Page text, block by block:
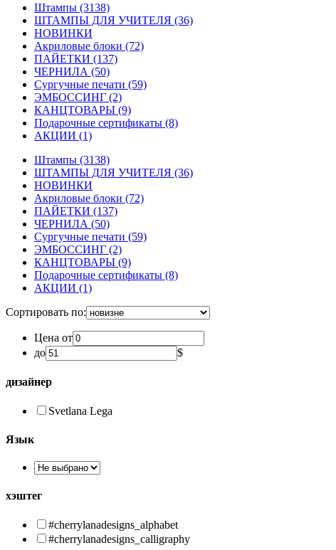
Штампы (3138)
ШТАМПЫ ДЛЯ УЧИТЕЛЯ (36)
НОВИНКИ
Акриловые блоки (72)
ПАЙЕТКИ (137)
ЧЕРНИЛА (50)
Сургучные печати (59)
ЭМБОССИНГ (2)
КАНЦТОВАРЫ (9)
Подарочные сертификаты (8)
АКЦИИ (1)
Штампы (3138)
ШТАМПЫ ДЛЯ УЧИТЕЛЯ (36)
НОВИНКИ
Акриловые блоки (72)
ПАЙЕТКИ (137)
ЧЕРНИЛА (50)
Сургучные печати (59)
ЭМБОССИНГ (2)
КАНЦТОВАРЫ (9)
Подарочные сертификаты (8)
АКЦИИ (1)
Сортировать по:
Цена от
до
$
дизайнер
Svetlana Lega
Язык
хэштег
#cherrylanadesigns_alphabet
#cherrylanadesigns_calligraphy